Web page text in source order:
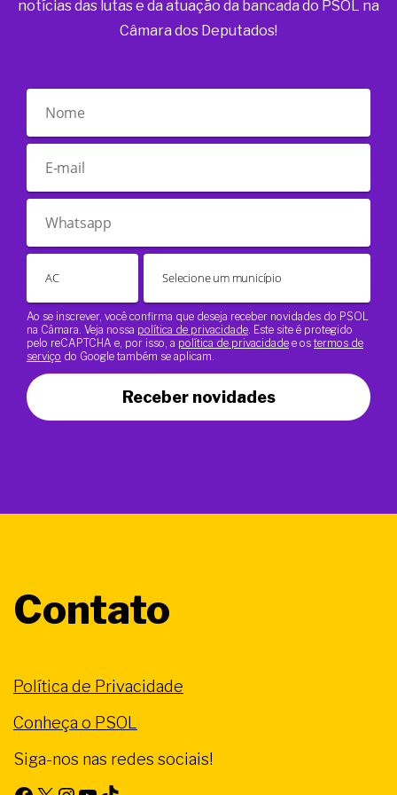
notícias das lutas e da atuação da bancada do PSOL na
Câmara dos Deputados!
Ao se inscrever, você confirma que deseja receber novidades do PSOL
na Câmara. Veja nossa política de privacidade . Este site é protegido
pelo reCAPTCHA e, por isso, a política de privacidade e os termos de
serviço do Google também se aplicam.
Receber novidades
Contato
Política de Privacidade
Conheça o PSOL
Siga-nos nas redes sociais!